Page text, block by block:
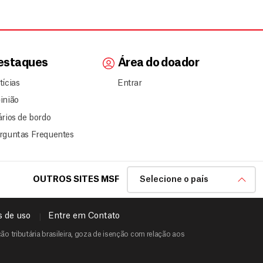
de bordo
Frequentes
Área do doador
Entrar
OUTROS SITES MSF Selecione o país
de uso Entre em Contato
tributária brasileira, goza de isenção com relação aos